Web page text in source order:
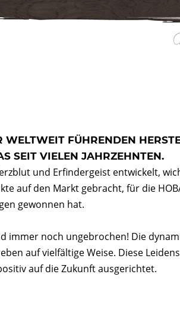
WELTWEIT FÜHRENDEN
SEIT VIELEN JAHRZEHNTEN.
und Erfindergeist entwickelt,
auf den Markt gebracht, für die
gewonnen hat.
immer noch ungebrochen! Die
auf vielfältige Weise. Diese
auf die Zukunft ausgerichtet.